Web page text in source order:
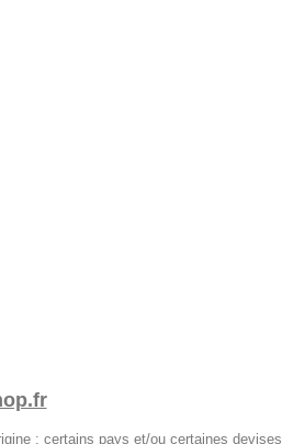
; certains pays et/ou certaines devises